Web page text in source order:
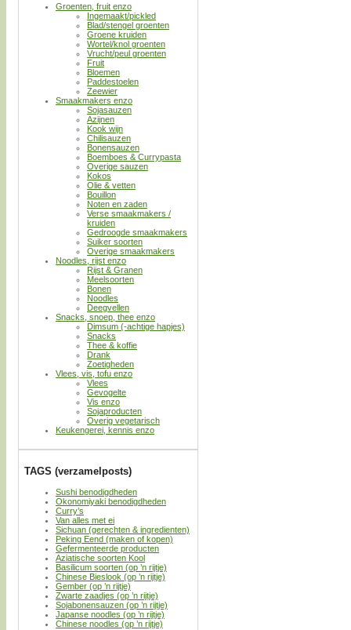
Groenten, fruit enzo
Ingemaakt/pickled
Blad/stengel groenten
Groene kruiden
Wortel/knol groenten
Vrucht/peul groenten
Fruit
Bloemen
Paddestoelen
Zeewier
Smaakmakers enzo
Sojasauzen
Azijnen
Kook wijn
Chilisauzen
Bonensauzen
Boemboes & Currypasta
Overige sauzen
Kokos
Olie & vetten
Bouillon
Noten en zaden
Verse smaakmakers /
kruiden
Gedroogde smaakmakers
Suiker soorten
Overige smaakmakers
Noodles, rijst enzo
Rijst & Granen
Meelsoorten
Bonen
Noodles
Deegvellen
Snacks, snoep, thee enzo
Dimsum (-achtige hapjes)
Snacks
Thee & koffie
Drank
Zoetigheden
Vlees, vis, tofu enzo
Vlees
Gevogelte
Vis enzo
Sojaproducten
Overig vegetarisch
Keukengerei, kennis enzo
TAGS (verzamelposts)
Sushi benodigdheden
Okonomiyaki benodigdheden
Curry’s
Van alles met ei
Sichuan (gerechten & ingredienten)
Peking Eend (maken of kopen)
Gefermenteerde producten
Aziatische soorten Kool
Basilicum soorten (op ’n rijtje)
Chinese Bieslook (op ’n rijtje)
Gember (op ’n rijtje)
Zwarte zaadjes (op ’n rijtje)
Sojabonensauzen (op ’n rijtje)
Japanse noodles (op ’n rijtje)
Chinese noodles (op ’n rijtje)